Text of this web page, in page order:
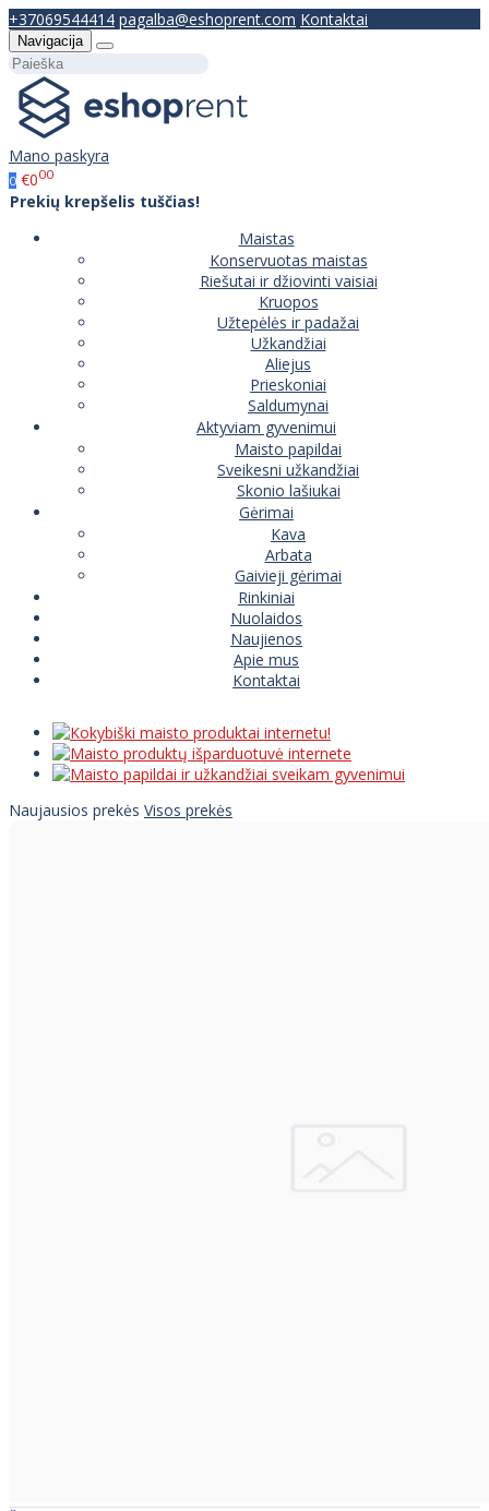
+37069544414 pagalba@eshoprent.com Kontaktai
Navigacija
Mano paskyra
0 €000
Prekių krepšelis tuščias!
Maistas
Konservuotas maistas
Riešutai ir džiovinti vaisiai
Kruopos
Užtepėlės ir padažai
Užkandžiai
Aliejus
Prieskoniai
Saldumynai
Aktyviam gyvenimui
Maisto papildai
Sveikesni užkandžiai
Skonio lašiukai
Gėrimai
Kava
Arbata
Gaivieji gėrimai
Rinkiniai
Nuolaidos
Naujienos
Apie mus
Kontaktai
Naujausios prekės Visos prekės